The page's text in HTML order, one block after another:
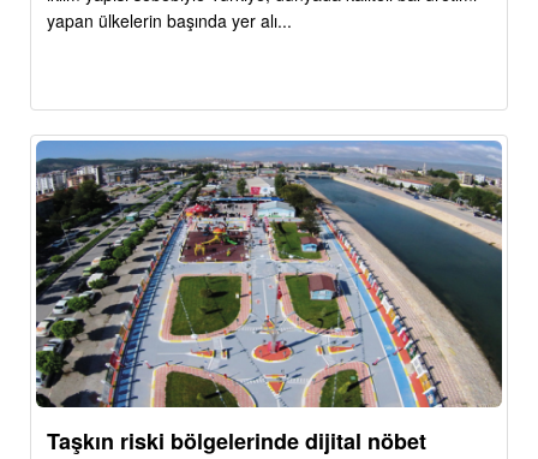
yapan ülkelerin başında yer alı...
Taşkın riski bölgelerinde dijital nöbet